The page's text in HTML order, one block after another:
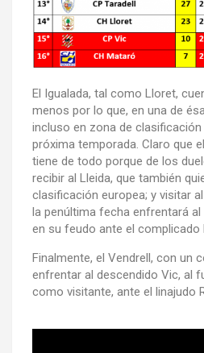
El Igualada, tal como Lloret,
menos por lo que, en una de
incluso en zona de clasificación
próxima temporada. Claro que
tiene de todo porque de los
recibir al Lleida, que también
clasificación europea; y visitar
la penúltima fecha enfrentará
en su feudo ante el complicado
Finalmente, el Vendrell, con un
enfrentar al descendido Vic, al
como visitante, ante el linajudo